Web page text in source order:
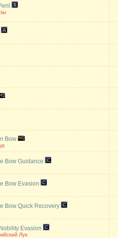
Bow
Bow Guidance
Bow Evasion
Bow Quick Recovery
Evasion
Лук